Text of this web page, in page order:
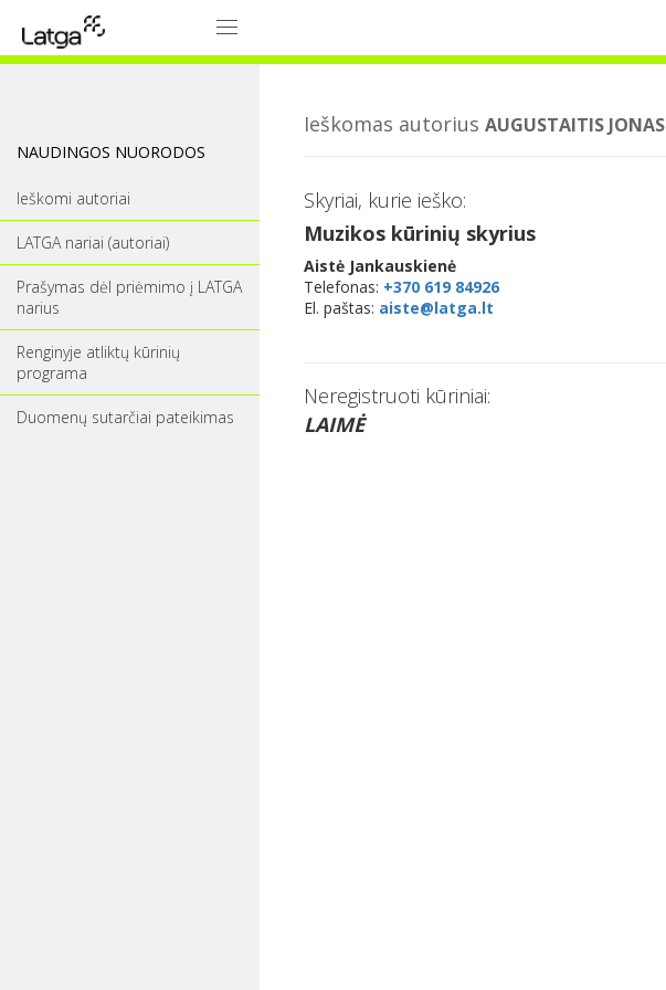
NAUDINGOS NUORODOS
Ieškomi autoriai
LATGA nariai (autoriai)
Prašymas dėl priėmimo į LATGA
narius
Renginyje atliktų kūrinių
programa
Duomenų sutarčiai pateikimas
Ieškomas autorius AUGUSTAITIS JONAS
Skyriai, kurie ieško:
Muzikos kūrinių skyrius
Aistė Jankauskienė
Telefonas: +370 619 84926
El. paštas: aiste@latga.lt
Neregistruoti kūriniai:
LAIMĖ